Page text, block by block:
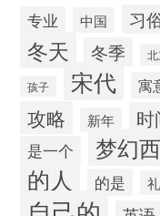
专业 中国 习
冬天 冬季
孩子 宋代 寓
攻略 新年 时
是一个 梦幻
的人 的是